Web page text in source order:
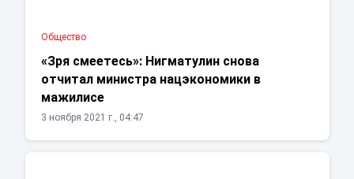
Общество
«Зря смеетесь»: Нигматулин снова
отчитал министра нацэкономики в
мажилисе
3 ноября 2021 г., 04:47